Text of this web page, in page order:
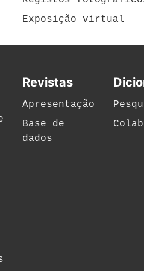
Exposição virtual
Revistas
Apresentação
Base de
dados